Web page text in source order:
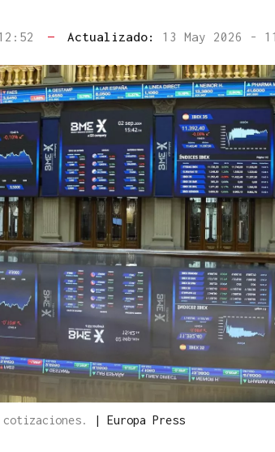
— Actualizado: 13 May 2026 -
| Europa Press